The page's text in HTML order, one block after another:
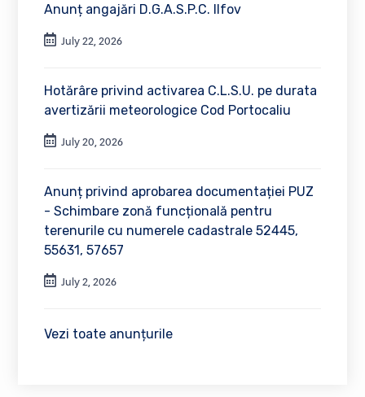
Anunț angajări D.G.A.S.P.C. Ilfov
July 22, 2026
Hotărâre privind activarea C.L.S.U. pe durata
avertizării meteorologice Cod Portocaliu
July 20, 2026
Anunț privind aprobarea documentației PUZ
- Schimbare zonă funcțională pentru
terenurile cu numerele cadastrale 52445,
55631, 57657
July 2, 2026
Vezi toate anunțurile